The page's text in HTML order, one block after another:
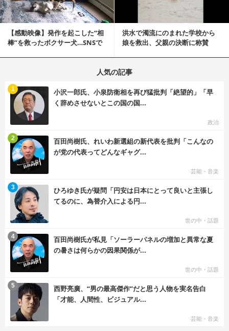
【感動映像】発作を起こした“相
棒”を救ったボクサー犬…SNSで
洪水で濁流にのまれた学校から
娘を救出、父親の決断に称賛
人気の記事
小沢一郎氏、小泉防衛相を再び猛批判「絶望的」「早
く辞めさせないとこの国の国...
政治
1
百田尚樹氏、れいわ新選組の新代表を批判「こんなの
が党の代表ってどんなギャグ...
芸能・音楽
2
ひろゆき氏が疑問「円安は日本にとって良いと主張し
てるのに、為替介入による円...
世の中・話題
3
百田尚樹氏が私見「ソーラーパネルの増加と異常な夏
の暑さは何らかの因果関係が...
世の中・話題
4
西野亮廣、“男の最高傑作”だと思う人物を実名告白
「才能、人間性、ビジュアル...
芸能・音楽
5